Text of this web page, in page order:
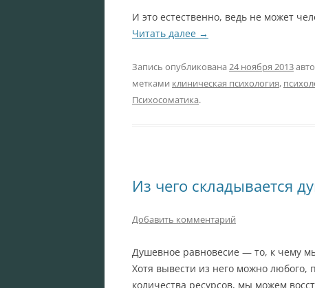
И это естественно, ведь не может
Читать далее →
Запись опубликована 24 ноября 2013
метками клиническая психология,
Психосоматика.
Из чего складывается
Добавить комментарий
Душевное равновесие — то, к чему
Хотя вывести из него можно любого,
количества ресурсов, мы можем